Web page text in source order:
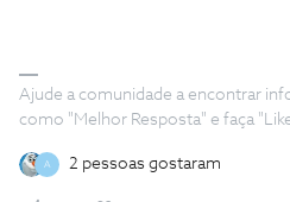
Ajude a comunidade a encontrar
como "Melhor Resposta" e faça
A 2 pessoas gostaram